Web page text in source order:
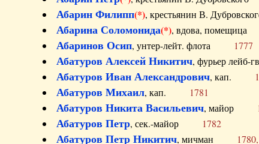
Абарин Филипп(*), крестьянин В.
Абарина Соломонида(*), вдова,
Абаринов Осип, унтер-лейт. флота 1777
Абатуров Алексей Никитич, фурьер
Абатуров Иван Александрович, кап.
Абатуров Михаил, кап. 1781
Абатуров Никита Васильевич, майор
Абатуров Петр, сек.-майор 1782
Абатуров Петр Никитич, мичман